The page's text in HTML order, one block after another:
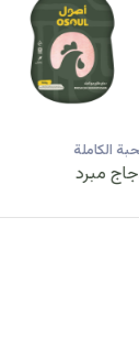
الحبة الكاملة
دجاج مجمد